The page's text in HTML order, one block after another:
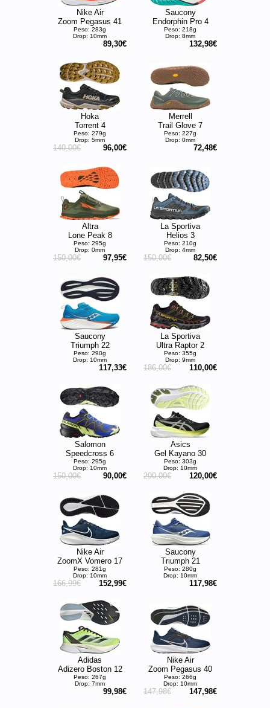
Nike Air
Zoom Pegasus 41
Peso: 283g
Drop: 10mm
89,30€
Saucony
Endorphin Pro 4
Peso: 218g
Drop: 8mm
132,98€
Hoka
Torrent 4
Peso: 279g
Drop: 5mm
140,00€ 96,00€
Merrell
Trail Glove 7
Peso: 227g
Drop: 0mm
72,48€
Altra
Lone Peak 8
Peso: 295g
Drop: 0mm
150,00€ 97,95€
La Sportiva
Helios 3
Peso: 210g
Drop: 4mm
150,00€ 82,50€
Saucony
Triumph 22
Peso: 290g
Drop: 10mm
117,33€
La Sportiva
Ultra Raptor 2
Peso: 355g
Drop: 9mm
186,00€ 110,00€
Salomon
Speedcross 6
Peso: 295g
Drop: 10mm
150,00€ 90,00€
Asics
Gel Kayano 30
Peso: 303g
Drop: 10mm
200,00€ 120,00€
Nike Air
ZoomX Vomero 17
Peso: 281g
Drop: 10mm
166,99€ 152,99€
Saucony
Triumph 21
Peso: 280g
Drop: 10mm
117,98€
Adidas
Adizero Boston 12
Peso: 267g
Drop: 7mm
99,98€
Nike Air
Zoom Pegasus 40
Peso: 266g
Drop: 10mm
147,98€ 147,98€